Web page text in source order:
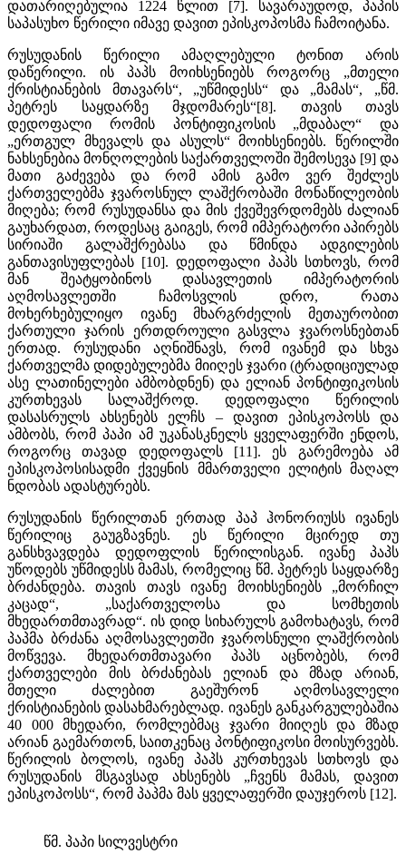
დათარიღებულია 1224 წლით [7]. სავარაუდოდ, პაპის
საპასუხო წერილი იმავე დავით ეპისკოპოსმა ჩამოიტანა.
რუსუდანის წერილი ამაღლებული ტონით არის
დაწერილი. ის პაპს მოიხსენიებს როგორც „მთელი
ქრისტიანების მთავარს“, „უწმიდესს“ და „მამას“, „წმ.
პეტრეს საყდარზე მჯდომარეს“[8]. თავის თავს
დედოფალი რომის პონტიფიკოსის „მდაბალ“ და
„ერთგულ მხევალს და ასულს“ მოიხსენიებს. წერილში
ნახსენებია მონღოლების საქართველოში შემოსევა [9] და
მათი გაძევება და რომ ამის გამო ვერ შეძლეს
ქართველებმა ჯვაროსნულ ლაშქრობაში მონაწილეობის
მიღება; რომ რუსუდანსა და მის ქვეშევრდომებს ძალიან
გაუხარდათ, როდესაც გაიგეს, რომ იმპერატორი აპირებს
სირიაში გალაშქრებასა და წმინდა ადგილების
განთავისუფლებას [10]. დედოფალი პაპს სთხოვს, რომ
მან შეატყობინოს დასავლეთის იმპერატორის
აღმოსავლეთში ჩამოსვლის დრო, რათა
მოხერხებულიყო ივანე მხარგრძელის მეთაურობით
ქართული ჯარის ერთდროული გასვლა ჯვაროსნებთან
ერთად. რუსუდანი აღნიშნავს, რომ ივანემ და სხვა
ქართველმა დიდებულებმა მიიღეს ჯვარი (ტრადიციულად
ასე ლათინელები ამბობდნენ) და ელიან პონტიფიკოსის
კურთხევას სალაშქროდ. დედოფალი წერილის
დასასრულს ახსენებს ელჩს – დავით ეპისკოპოსს და
ამბობს, რომ პაპი ამ უკანასკნელს ყველაფერში ენდოს,
როგორც თავად დედოფალს [11]. ეს გარემოება ამ
ეპისკოპოსისადმი ქვეყნის მმართველი ელიტის მაღალ
ნდობას ადასტურებს.
რუსუდანის წერილთან ერთად პაპ ჰონორიუსს ივანეს
წერილიც გაუგზავნეს. ეს წერილი მცირედ თუ
განსხვავდება დედოფლის წერილისგან. ივანე პაპს
უწოდებს უწმიდესს მამას, რომელიც წმ. პეტრეს საყდარზე
ბრძანდება. თავის თავს ივანე მოიხსენიებს „მორჩილ
კაცად“, „საქართველოსა და სომხეთის
მხედართმთავრად“. ის დიდ სიხარულს გამოხატავს, რომ
პაპმა ბრძანა აღმოსავლეთში ჯვაროსნული ლაშქრობის
მოწვევა. მხედართმთავარი პაპს აცნობებს, რომ
ქართველები მის ბრძანებას ელიან და მზად არიან,
მთელი ძალებით გაეშურონ აღმოსავლელი
ქრისტიანების დასახმარებლად. ივანეს განკარგულებაშია
40 000 მხედარი, რომლებმაც ჯვარი მიიღეს და მზად
არიან გაემართონ, საითკენაც პონტიფიკოსი მოისურვებს.
წერილის ბოლოს, ივანე პაპს კურთხევას სთხოვს და
რუსუდანის მსგავსად ახსენებს „ჩვენს მამას, დავით
ეპისკოპოსს“, რომ პაპმა მას ყველაფერში დაუჯეროს [12].
წმ. პაპი სილვესტრი